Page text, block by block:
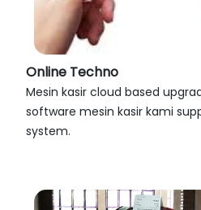
Online Techno
Mesin kasir cloud based
software mesin kasir kami
system.